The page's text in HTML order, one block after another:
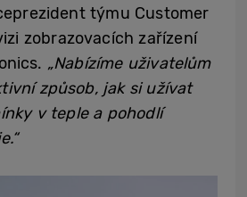
týmu Customer
zobrazovacích zařízení
„Nabízíme uživatelům
způsob, jak si užívat
v teple a pohodlí